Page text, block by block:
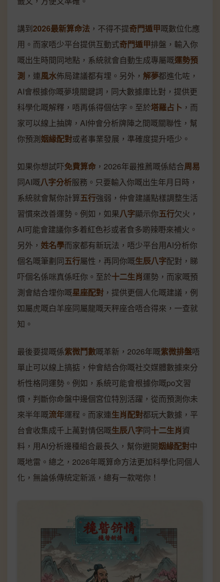
講到2026最新算命法 ，不得不提奇門遁甲嘅數位化應
用。而家唔少平台提供互動式奇門遁甲排盤，輸入你
嘅出生時間同地點，系統就會自動生成專屬嘅運勢預
測 ，連風水佈局建議都有埋。另外， 解夢都進化咗，
AI會根據你嘅夢境關鍵詞，同大數據庫比對，提供更
科學化嘅解釋，唔再係得個估字。至於塔羅占卜 ，而
家可以線上抽牌，AI仲會分析牌陣之間嘅關聯性，幫
你預測姻緣配對或者事業發展，準確度提升唔少。
如果你想試吓免費算命 ，2026年最推薦嘅係結合周易
同AI嘅八字分析服務。只要輸入你嘅出生年月日時，
系統就會幫你計算五行強弱，仲會建議點樣調整生活
習慣來改善運勢。例如，如果八字顯示你五行欠火，
AI可能會建議你多着紅色衫或者食多啲辣嘢來補火。
另外， 姓名學而家都有新玩法，唔少平台用AI分析你
個名嘅筆劃同五行屬性，再同你嘅生辰八字配對，睇
吓個名係咪真係旺你。至於十二生肖運勢，而家嘅預
測會結合埋你嘅星座配對 ，提供更個人化嘅建議，例
如屬虎嘅白羊座同屬龍嘅天秤座合唔合得來，一查就
知。
最後要提嘅係紫微鬥數嘅革新，2026年嘅紫微排盤唔
單止可以線上搞掂，仲會結合你嘅社交媒體數據來分
析性格同運勢。例如，系統可能會根據你嘅po文習
慣，判斷你命盤中邊個宮位特別活躍，從而預測你未
來半年嘅流年運程。而家連生肖配對都玩大數據，平
台會收集成千上萬對情侶嘅生辰八字同十二生肖資
料，用AI分析邊種組合最長久，幫你避開姻緣配對中
嘅地雷。總之，2026年嘅算命方法更加科學化同個人
化，無論係傳統定新派，總有一款啱你！